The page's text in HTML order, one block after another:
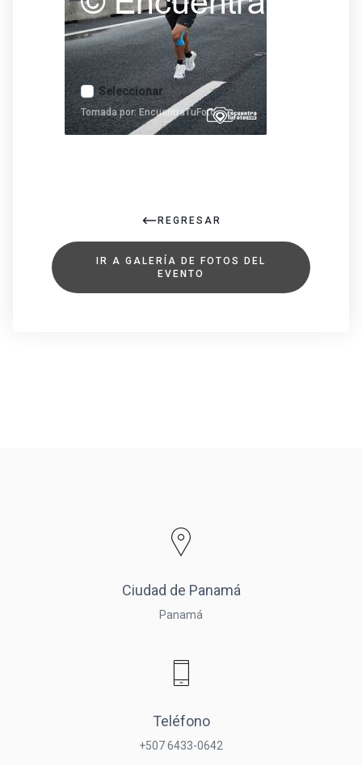
Seleccionar
Tomada por: EncuentraTuFoto
REGRESAR
IR A GALERÍA DE FOTOS DEL
EVENTO
Ciudad de Panamá
Panamá
Teléfono
+507 6433-0642